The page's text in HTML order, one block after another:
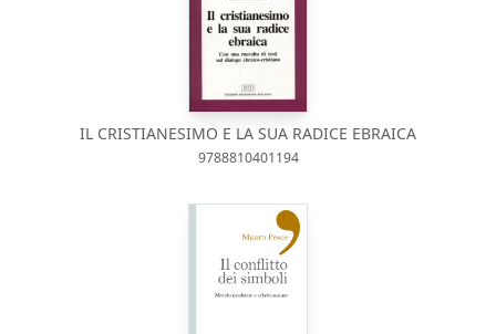
IL CRISTIANESIMO E LA SUA RADICE EBRAICA
9788810401194